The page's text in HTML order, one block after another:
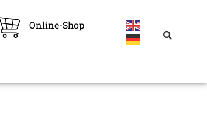
Online-Shop